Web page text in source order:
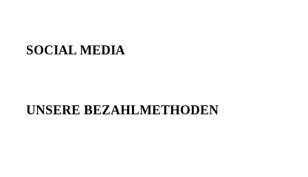
SOCIAL MEDIA
UNSERE BEZAHLMETHODEN